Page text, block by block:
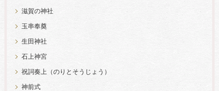
滋賀の神社
玉串奉奠
生田神社
石上神宮
祝詞奏上（のりとそうじょう）
神前式